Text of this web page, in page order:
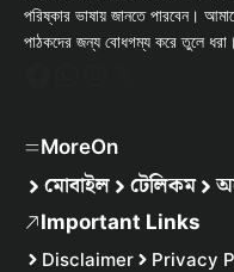
পরিষ্কার ভাষায় জানতে পারবেন।
পাঠকদের জন্য বোধগম্য করে তুলে ধরা।
MoreOn
মোবাইল টেলিকম
Important Links
Disclaimer Privacy